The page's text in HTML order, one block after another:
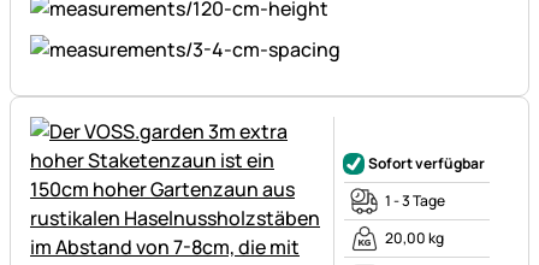
Sofort verfügbar
1 - 3 Tage
20,00 kg